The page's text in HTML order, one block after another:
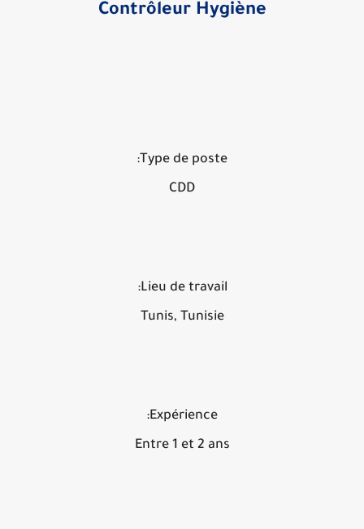
Contrôleur Hygiène
Type de poste:
CDD
Lieu de travail:
Tunis, Tunisie
Expérience:
Entre 1 et 2 ans